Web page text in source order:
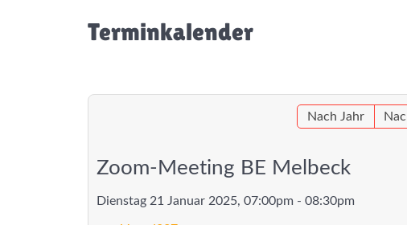
Terminkalender
Nach Jahr
Zoom-Meeting BE Melbeck
Dienstag 21 Januar 2025, 07:00pm - 08:30pm